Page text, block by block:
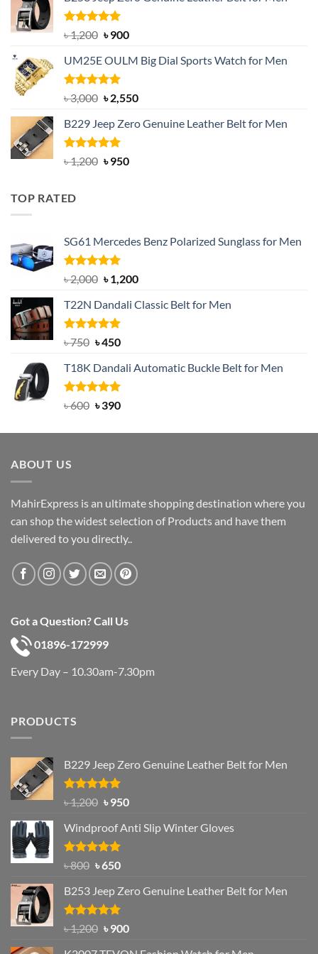
৳ 1,350.
Rated5.00
out of 5
৳1,200 Original
was:
৳ 1,200.
৳900Current
is:
UM25E OULM Big Dial Sports Watch for Men
Rated5.00
out of 5
৳3,000 Original
was:
৳ 3,000.
৳2,550Current
is:
B229 Jeep Zero Genuine Leather Belt for Men
Rated4.92
out of 5
৳1,200 Original
৳950Current
TOP RATED
SG61 Mercedes Benz Polarized Sunglass for Men
Rated5.00
out of 5
৳2,000 Original
was:
৳ 2,000.
৳1,200Current
is:
T22N Dandali Classic Belt for Men
Rated5.00
৳750 Original
was:
৳ 750.
৳450Current
is:
৳ 450.
T18K Dandali Automatic Buckle Belt for Men
Rated5.00
৳600 Original
was:
৳390Current
is:
ABOUT US
MahirExpress is an ultimate shopping destination where you
can shop the widest selection of Products and have them
delivered to you directly..
Got a Question? Call Us
01896-172999
Every Day – 10.30am-7.30pm
PRODUCTS
B229 Jeep Zero Genuine Leather Belt for Men
Rated4.92
out of 5
৳1,200 Original
was:
৳ 1,200.
৳950Current
is:
Windproof Anti Slip Winter Gloves
Rated4.97
৳800 Original
was:
৳ 800.
৳650Current
is:
৳ 650.
B253 Jeep Zero Genuine Leather Belt for Men
Rated5.00
out of 5
৳1,200 Original
৳900Current